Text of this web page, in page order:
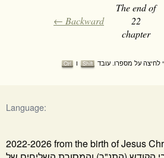
← Backward
The end of
22
chapter
לחיצה על מספרו. עובד Shift ו Ctrl
Language:
2022-2026 from the birth of Jesus